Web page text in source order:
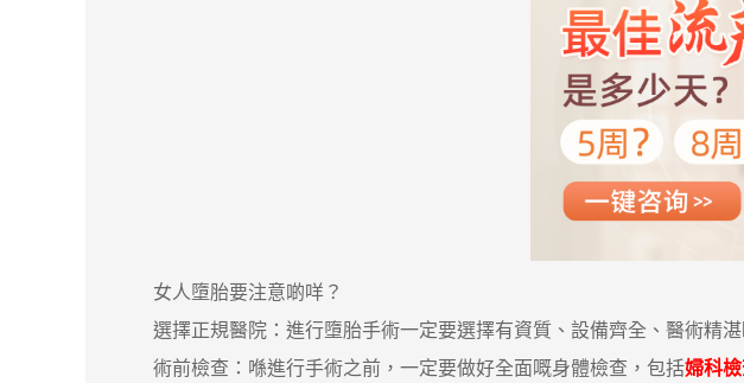
女人墮胎要注意啲咩？
選擇正規醫院：進行墮胎手術一定要選擇有資質、設備齊全、醫術精湛
術前檢查：喺進行手術之前，一定要做好全面嘅身體檢查，包括婦科